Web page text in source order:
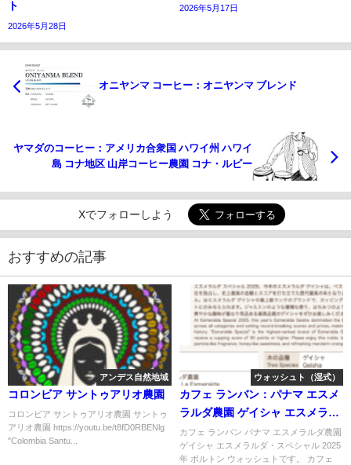
ト
2026年5月28日
2026年5月17日
オニヤンマ コーヒー：オニヤンマ ブレンド
ヤマダのコーヒー：アメリカ合衆国 ハワイ州 ハワイ
島 コナ地区 山岸コーヒー農園 コナ・ルビー
Xでフォローしよう
おすすめの記事
アンデス自然地域
コロンビア サントゥアリオ農園
コロンビア サントゥアリオ農園 サントゥ
アリオ農園 https://youtu.be/t8fD0RBENlg
"Colombia Santu...
ウォッシュト（湿式）
カフェ ランバン：パナマ エスメ
ラルダ農園 ゲイシャ エスメラル
ダ・スペシャル 2025年 ポルトン
ウォッシュト
カフェ ランバン パナマ エスメラルダ農園
ゲイシャ エスメラルダ・スペシャル 2025
年 ポルトン ウォッシュトです。 カフェ